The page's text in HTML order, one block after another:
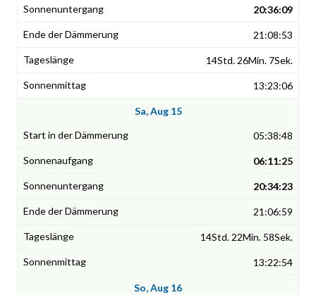
20:36:09
21:08:53
14Std. 26Min. 7Sek.
13:23:06
Sa, Aug 15
05:38:48
06:11:25
20:34:23
21:06:59
14Std. 22Min. 58Sek.
13:22:54
So, Aug 16